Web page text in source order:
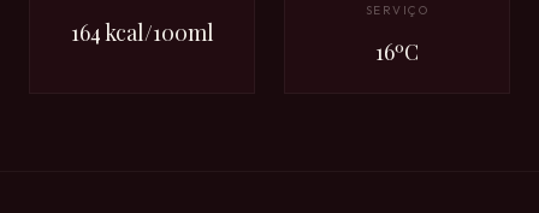
164 kcal/100ml
SERVIÇO
16ºC